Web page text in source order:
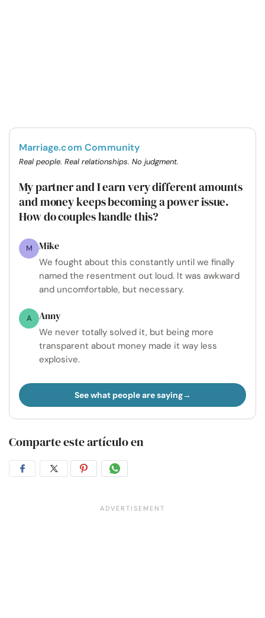
Marriage.com Community
Real people. Real relationships. No judgment.
My partner and I earn very different amounts
and money keeps becoming a power issue.
How do couples handle this?
M Mike
We fought about this constantly until we finally
named the resentment out loud. It was awkward
and uncomfortable, but necessary.
A Anny
We never totally solved it, but being more
transparent about money made it way less
explosive.
See what people are saying
Comparte este artículo en
CompartirCompartirCompartir
Pinterest
Compartir
WhatsApp